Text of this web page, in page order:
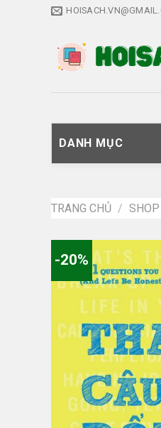
DANH MỤC
TRANG CHỦ / SHOP
-20%